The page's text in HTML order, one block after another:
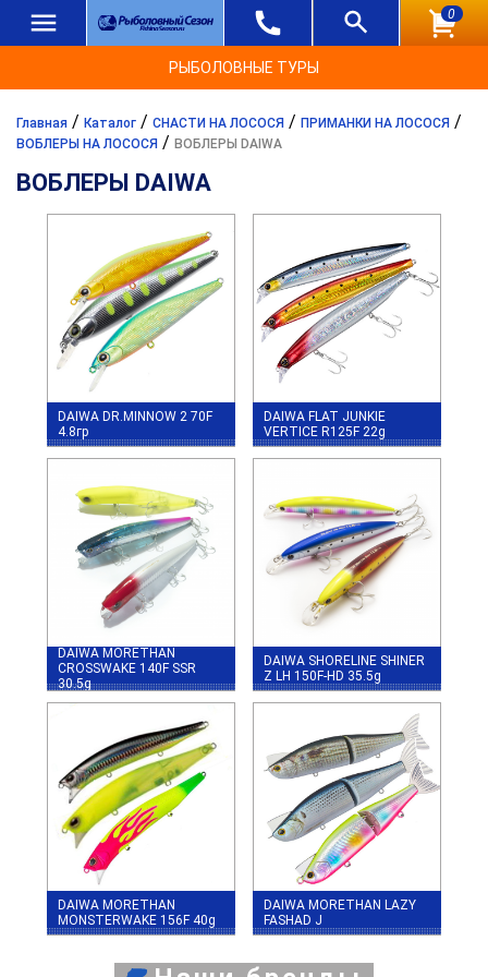
0
РЫБОЛОВНЫЕ ТУРЫ
Главная / Каталог / СНАСТИ НА ЛОСОСЯ / ПРИМАНКИ НА ЛОСОСЯ /
ВОБЛЕРЫ НА ЛОСОСЯ / ВОБЛЕРЫ DAIWA
ВОБЛЕРЫ DAIWA
DAIWA DR.MINNOW 2 70F
4.8гр
DAIWA FLAT JUNKIE
VERTICE R125F 22g
DAIWA MORETHAN
CROSSWAKE 140F SSR
30.5g
DAIWA SHORELINE SHINER
Z LH 150F-HD 35.5g
DAIWA MORETHAN
MONSTERWAKE 156F 40g
DAIWA MORETHAN LAZY
FASHAD J